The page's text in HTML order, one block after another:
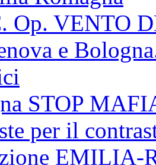
Op. VENTO
e
STOP
per il
EMILIA-